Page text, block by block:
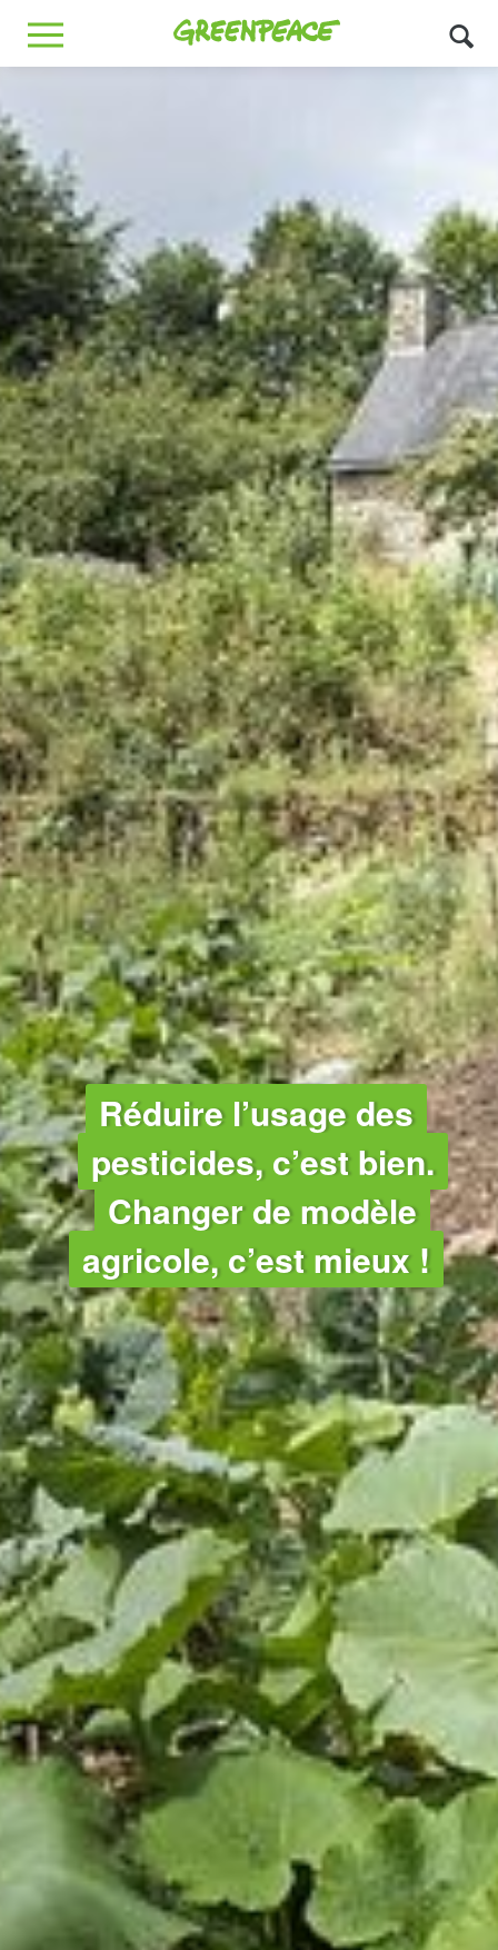
Greenpeace
MENU
AGRICULTURE
Réduire l’usage des
pesticides, c’est bien.
Changer de modèle
agricole, c’est mieux !